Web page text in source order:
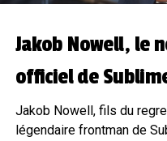
Jakob Nowell, le
officiel de
Jakob Nowell, fils du
légendaire frontman de